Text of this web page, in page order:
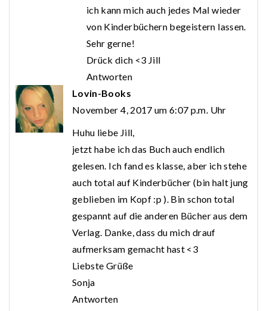
ich kann mich auch jedes Mal wieder
von Kinderbüchern begeistern lassen.
Sehr gerne!
Drück dich <3 Jill
Antworten
Lovin-Books
November 4, 2017 um 6:07 p.m. Uhr
Huhu liebe Jill,
jetzt habe ich das Buch auch endlich
gelesen. Ich fand es klasse, aber ich stehe
auch total auf Kinderbücher (bin halt jung
geblieben im Kopf :p ). Bin schon total
gespannt auf die anderen Bücher aus dem
Verlag. Danke, dass du mich drauf
aufmerksam gemacht hast <3
Liebste Grüße
Sonja
Antworten